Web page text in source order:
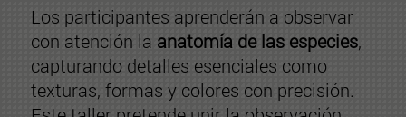
Los participantes aprenderán a observar
con atención la anatomía de las especies,
capturando detalles esenciales como
texturas, formas y colores con precisión.